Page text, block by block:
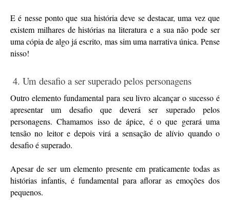
E é nesse ponto que sua história deve se destacar, uma vez que
existem milhares de histórias na literatura e a sua não pode ser
uma cópia de algo já escrito, mas sim uma narrativa única. Pense
nisso!
4. Um desafio a ser superado pelos personagens
Outro elemento fundamental para seu livro alcançar o sucesso é
apresentar um desafio que deverá ser superado pelos
personagens. Chamamos isso de ápice, é o que gerará uma
tensão no leitor e depois virá a sensação de alívio quando o
desafio é superado.
Apesar de ser um elemento presente em praticamente todas as
histórias infantis, é fundamental para aflorar as emoções dos
pequenos.